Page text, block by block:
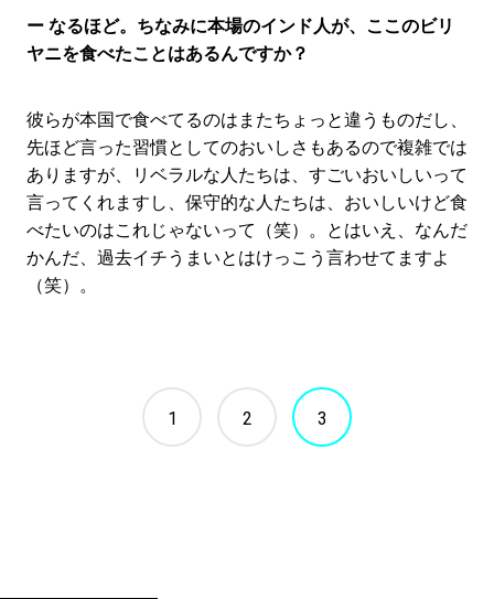
ー なるほど。ちなみに本場のインド人が、ここのビリ
ヤニを食べたことはあるんですか？
彼らが本国で食べてるのはまたちょっと違うものだし、
先ほど言った習慣としてのおいしさもあるので複雑では
ありますが、リベラルな人たちは、すごいおいしいって
言ってくれますし、保守的な人たちは、おいしいけど食
べたいのはこれじゃないって（笑）。とはいえ、なんだ
かんだ、過去イチうまいとはけっこう言わせてますよ
（笑）。
1 2 3